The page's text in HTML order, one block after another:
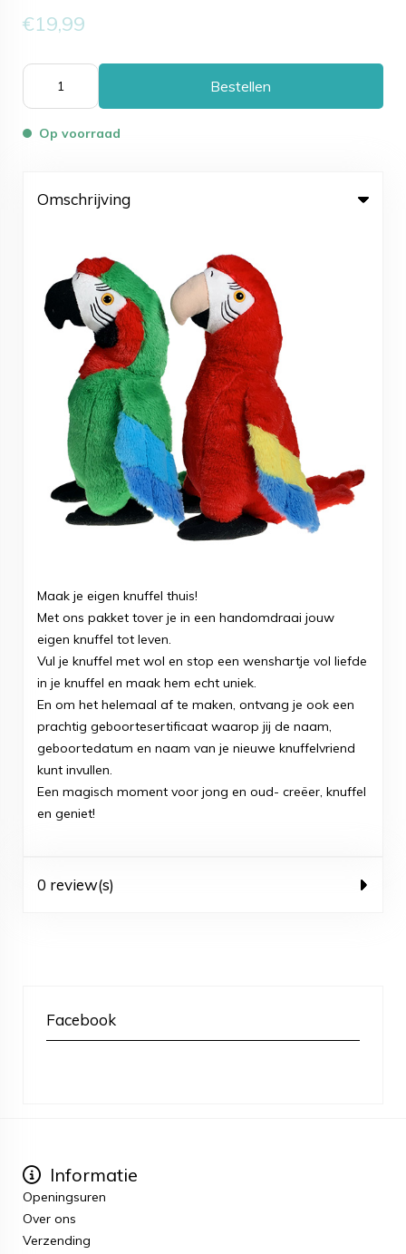
€19,99
Bestellen
Op voorraad
Omschrijving
Maak je eigen knuffel thuis!
Met ons pakket tover je in een handomdraai jouw
eigen knuffel tot leven.
Vul je knuffel met wol en stop een wenshartje vol liefde
in je knuffel en maak hem echt uniek.
En om het helemaal af te maken, ontvang je ook een
prachtig geboortesertificaat waarop jij de naam,
geboortedatum en naam van je nieuwe knuffelvriend
kunt invullen.
Een magisch moment voor jong en oud- creëer, knuffel
en geniet!
0 review(s)
Facebook
Informatie
Openingsuren
Over ons
Verzending